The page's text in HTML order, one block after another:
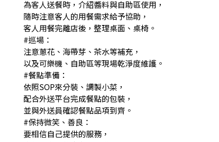
為客人送餐時，介紹醬料與自助區使用，
隨時注意客人的用餐需求給予協助，
客人用餐完離店後，整理桌面、桌椅。
#巡場：
注意蔥花、海帶芽、茶水等補充，
以及可樂機、自助區等現場乾淨度維護。
#餐點準備：
依照SOP來分裝、調製小菜，
配合外送平台完成餐點的包裝，
並與外送員確認餐點品項到齊。
#保持微笑、善良：
要相信自己提供的服務，